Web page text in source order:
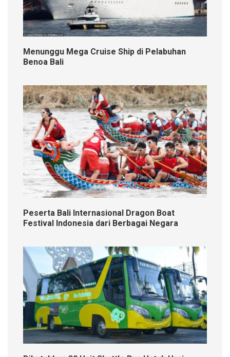
Menunggu Mega Cruise Ship di Pelabuhan
Benoa Bali
Peserta Bali Internasional Dragon Boat
Festival Indonesia dari Berbagai Negara